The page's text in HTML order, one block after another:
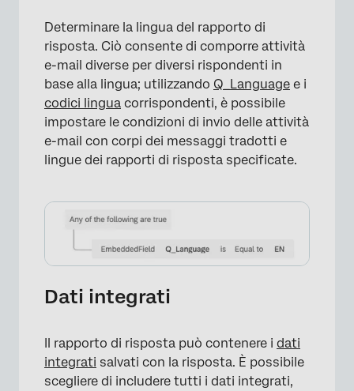
Determinare la lingua del rapporto di
risposta. Ciò consente di comporre attività
e-mail diverse per diversi rispondenti in
base alla lingua; utilizzando Q_Language e i
codici lingua corrispondenti, è possibile
impostare le condizioni di invio delle attività
e-mail con corpi dei messaggi tradotti e
lingue dei rapporti di risposta specificate.
Dati integrati
Il rapporto di risposta può contenere i dati
integrati salvati con la risposta. È possibile
scegliere di includere tutti i dati integrati,